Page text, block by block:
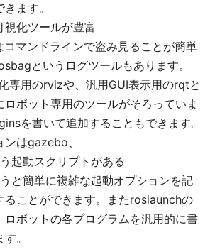
ます。
視化ツールが豊富
マンドラインで盗み見ることが簡単
というログツールもあります。
専用のrvizや、汎用GUI表示用のrqtと
ロボット専用のツールがそろっていま
を書いて追加することもできます。
はgazebo、
起動スクリプトがある
と簡単に複雑な起動オプションを記
ることができます。またroslaunchの
ロボットの各プログラムを汎用的に書
。